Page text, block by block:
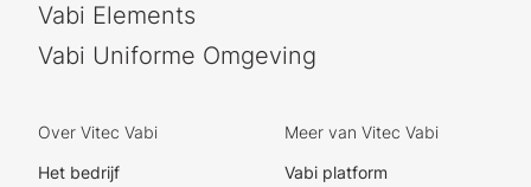
Vabi Elements
Vabi Uniforme Omgeving
Over Vitec Vabi
Het bedrijf
Meer van Vitec Vabi
Vabi platform